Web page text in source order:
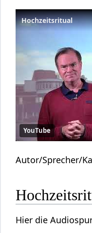
Hochzeitsritual
YouTube
Autor/Sprecher/
Hier die